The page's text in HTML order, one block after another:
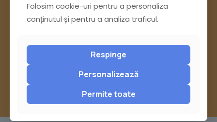
Pagina Contact
sau trimite o sesizare pe Buzău City
Report
Folosim cookie-uri pentru a personaliza
conținutul și pentru a analiza traficul.
Respinge
Personalizează
Permite toate